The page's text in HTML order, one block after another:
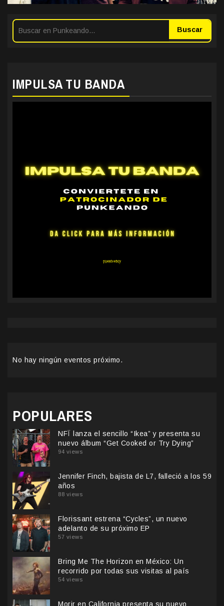
Buscar
IMPULSA TU BANDA
No hay ningún eventos próximo.
POPULARES
NFÏ lanza el sencillo “Ikea” y presenta su
nuevo álbum “Get Cooked or Try Dying”
94 views
Jennifer Finch, bajista de L7, falleció a los 59
años
88 views
Florissant estrena “Cycles”, un nuevo
adelanto de su próximo EP
57 views
Bring Me The Horizon en México: Un
recorrido por todas sus visitas al país
54 views
Morir en California presenta su nuevo